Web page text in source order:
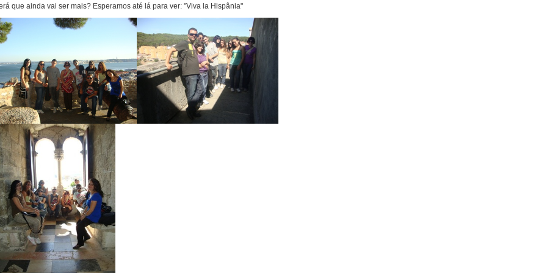
que ainda vai ser mais? Esperamos até lá para ver: "Viva la Hispânia"